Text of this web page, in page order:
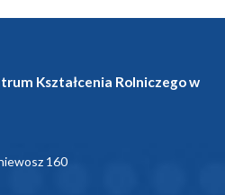
Kształcenia Rolniczego w
160